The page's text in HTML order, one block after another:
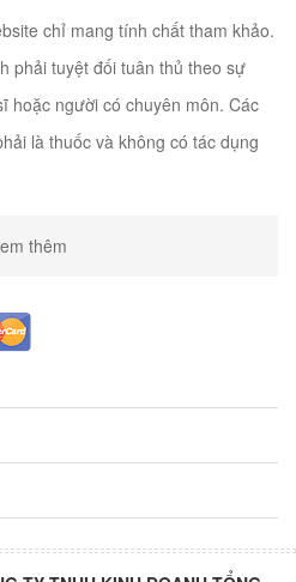
chỉ mang tính chất tham khảo.
phải tuyệt đối tuân thủ theo sự
hoặc người có chuyên môn. Các
là thuốc và không có tác dụng
thêm